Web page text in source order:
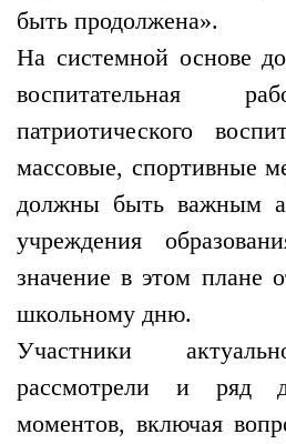
быть продолжена».
На системной основе
воспитательная
патриотического
массовые, спортивные
должны быть важным
учреждения
значение в этом плане
школьному дню.
Участники
рассмотрели и ряд
моментов, включая